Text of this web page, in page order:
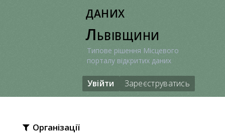
даних
Львівщини
Типове рішення Місцевого
порталу відкритих даних
Увійти Зареєструватись
Організації